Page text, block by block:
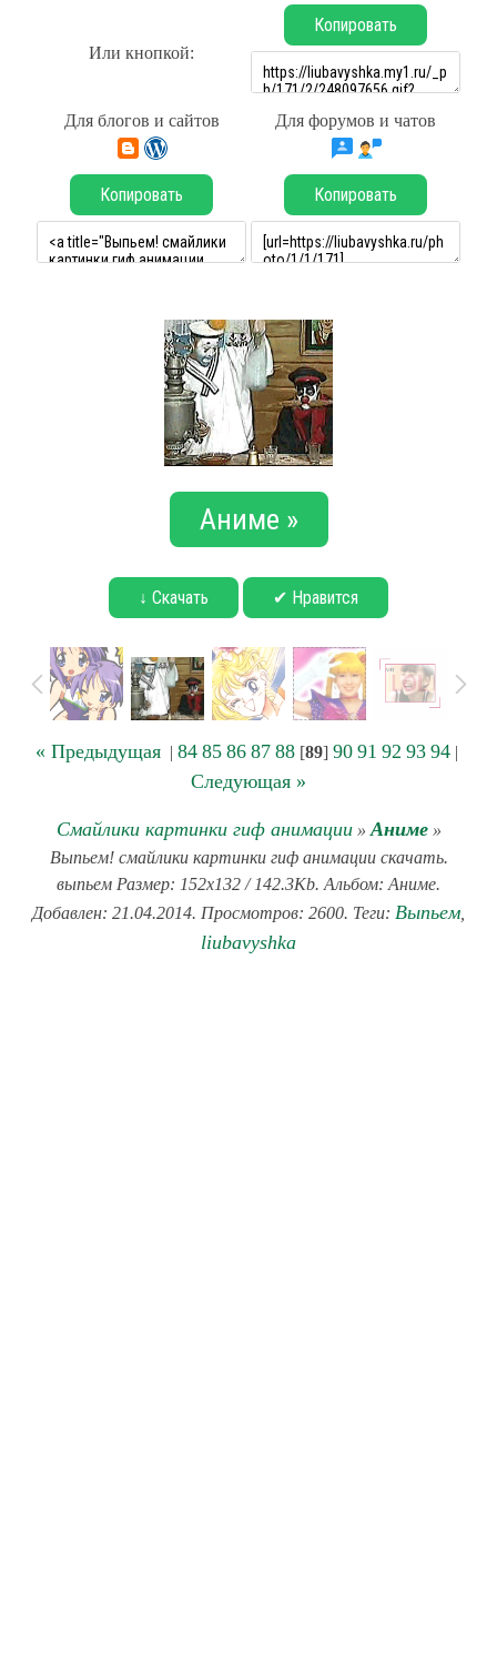
Или кнопкой:
Копировать
Для блогов и сайтов Для форумов и чатов
Копировать Копировать
Аниме »
↓ Скачать ✔ Нравится
« Предыдущая| 84 85 86 87 88[89] 90 91 92 93 94|
Следующая »
Смайлики картинки гиф анимации» Аниме»
Выпьем! смайлики картинки гиф анимации скачать.
выпьем Размер: 152x132 / 142.3Kb. Альбом: Аниме.
Добавлен: 21.04.2014. Просмотров: 2600. Теги: Выпьем
liubavyshka